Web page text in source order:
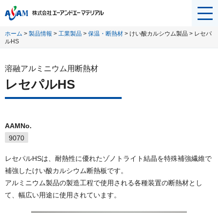
メニ
を開
ホーム > 製品情報 > 工業製品 > 保温・断熱材 > けい酸カルシウム製品 > レセパ
ルHS
溶融アルミニウム用断熱材
レセパルHS
AAMNo.
9070
レセパルHSは、耐熱性に優れたゾノトライト結晶を特殊補強繊維で
補強したけい酸カルシウム断熱板です。
アルミニウム製品の製造工程で使用される各種装置の断熱材とし
て、幅広い用途に使用されています。